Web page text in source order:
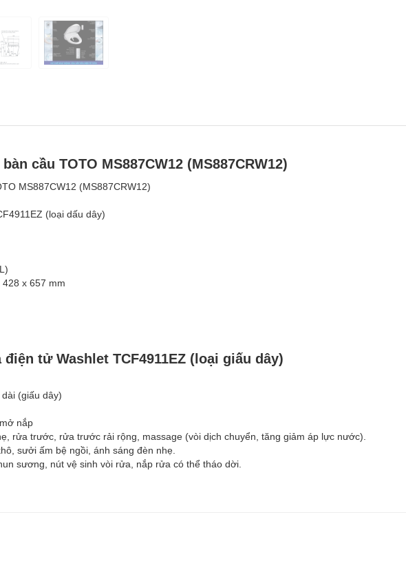
cầu TOTO MS887CW12 (MS887CRW12)
MS887CW12 (MS887CRW12)
(loại dấu dây)
x 657 mm
tử Washlet TCF4911EZ (loại giấu dây)
(giấu dây)
nắp
rửa trước, rửa trước rải rộng, massage (vòi dịch chuyển, tăng giảm áp lực nước).
sưởi ấm bệ ngồi, ánh sáng đèn nhẹ.
sương, nút vệ sinh vòi rửa, nắp rửa có thể tháo dời.